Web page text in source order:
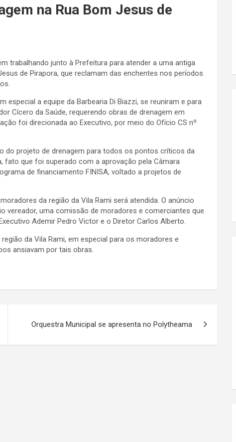
na Rua Bom Jesus de
trabalhando junto à Prefeitura para atender a uma antiga
de Pirapora, que reclamam das enchentes nos períodos
a equipe da Barbearia Di Biazzi, se reuniram e para
Cícero da Saúde, requerendo obras de drenagem em
foi direcionada ao Executivo, por meio do Ofício CS nº
do projeto de drenagem para todos os pontos críticos da
fato que foi superado com a aprovação pela Câmara
de financiamento FINISA, voltado a projetos de
da região da Vila Rami será atendida. O anúncio
uma comissão de moradores e comerciantes que
Ademir Pedro Victor e o Diretor Carlos Alberto.
da Vila Rami, em especial para os moradores e
ansiavam por tais obras.
Orquestra Municipal se apresenta no Polytheama